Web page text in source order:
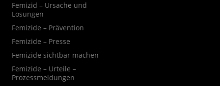
Femizid – Ursache und
Lösungen
Femizide – Prävention
Femizide – Presse
Femizide sichtbar machen
Femizide – Urteile –
Prozessmeldungen